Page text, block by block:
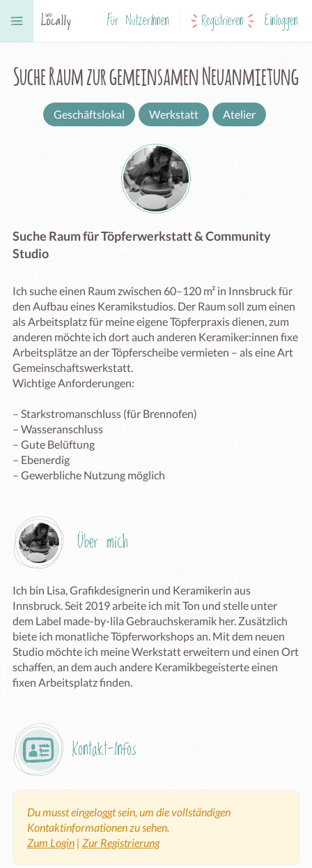
Für NutzerInnen Registrieren Einloggen
Suche Raum zur gemeinsamen Neuanmietung
Geschäftslokal Werkstatt Atelier
Suche Raum für Töpferwerkstatt & Community
Studio
Ich suche einen Raum zwischen 60–120 m² in Innsbruck für
den Aufbau eines Keramikstudios. Der Raum soll zum einen
als Arbeitsplatz für meine eigene Töpferpraxis dienen, zum
anderen möchte ich dort auch anderen Keramiker:innen fixe
Arbeitsplätze an der Töpferscheibe vermieten – als eine Art
Gemeinschaftswerkstatt.
Wichtige Anforderungen:
– Starkstromanschluss (für Brennofen)
– Wasseranschluss
– Gute Belüftung
– Ebenerdig
– Gewerbliche Nutzung möglich
Über mich
Ich bin Lisa, Grafikdesignerin und Keramikerin aus
Innsbruck. Seit 2019 arbeite ich mit Ton und stelle unter
dem Label made-by-lila Gebrauchskeramik her. Zusätzlich
biete ich monatliche Töpferworkshops an. Mit dem neuen
Studio möchte ich meine Werkstatt erweitern und einen Ort
schaffen, an dem auch andere Keramikbegeisterte einen
fixen Arbeitsplatz finden.
Kontakt-Infos
Du musst eingeloggt sein, um die vollständigen
Kontaktinformationen zu sehen.
Zum Login | Zur Registrierung